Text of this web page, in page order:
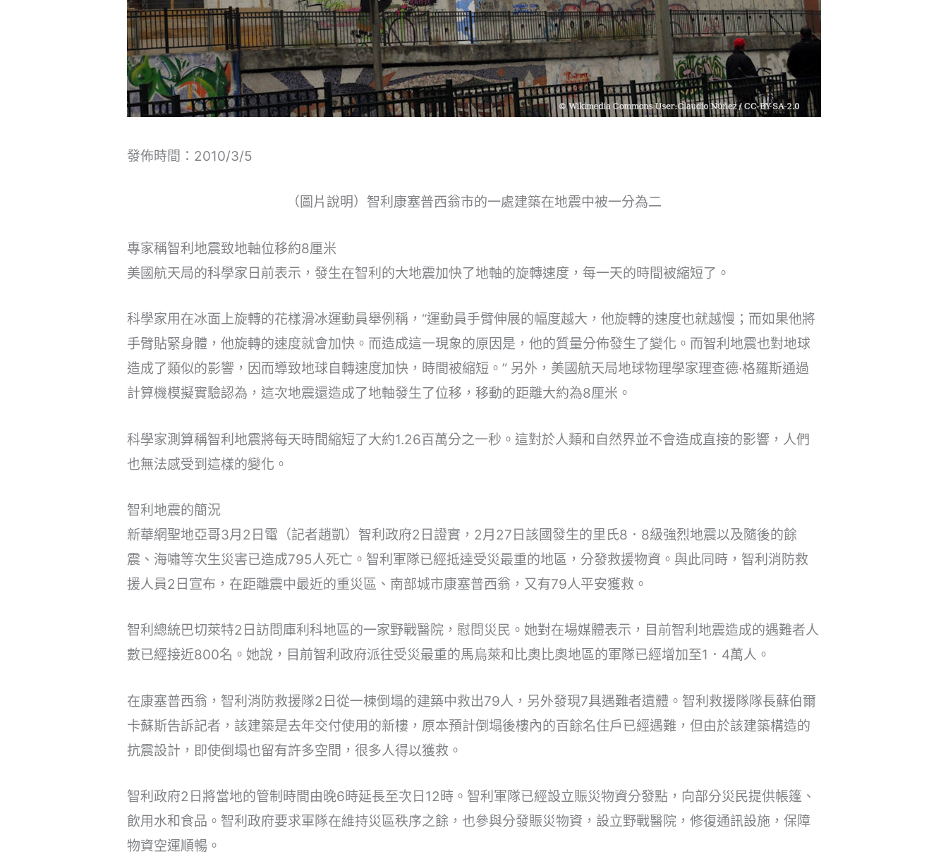
發佈時間：2010/3/5
（圖片說明）智利康塞普西翁市的一處建築在地震中被一分為二
專家稱智利地震致地軸位移約8厘米
美國航天局的科學家日前表示，發生在智利的大地震加快了地軸的旋轉速度，每一天的時間被縮短了。
科學家用在冰面上旋轉的花樣滑冰運動員舉例稱，“運動員手臂伸展的幅度越大，他旋轉的速度也就越慢；而如果他將
手臂貼緊身體，他旋轉的速度就會加快。而造成這一現象的原因是，他的質量分佈發生了變化。而智利地震也對地球
造成了類似的影響，因而導致地球自轉速度加快，時間被縮短。” 另外，美國航天局地球物理學家理查德·格羅斯通過
計算機模擬實驗認為，這次地震還造成了地軸發生了位移，移動的距離大約為8厘米。
科學家測算稱智利地震將每天時間縮短了大約1.26百萬分之一秒。這對於人類和自然界並不會造成直接的影響，人們
也無法感受到這樣的變化。
智利地震的簡況
新華網聖地亞哥3月2日電（記者趙凱）智利政府2日證實，2月27日該國發生的里氏8．8級強烈地震以及隨後的餘
震、海嘯等次生災害已造成795人死亡。智利軍隊已經抵達受災最重的地區，分發救援物資。與此同時，智利消防救
援人員2日宣布，在距離震中最近的重災區、南部城市康塞普西翁，又有79人平安獲救。
智利總統巴切萊特2日訪問庫利科地區的一家野戰醫院，慰問災民。她對在場媒體表示，目前智利地震造成的遇難者人
數已經接近800名。她說，目前智利政府派往受災最重的馬烏萊和比奧比奧地區的軍隊已經增加至1．4萬人。
在康塞普西翁，智利消防救援隊2日從一棟倒塌的建築中救出79人，另外發現7具遇難者遺體。智利救援隊隊長蘇伯爾
卡蘇斯告訴記者，該建築是去年交付使用的新樓，原本預計倒塌後樓內的百餘名住戶已經遇難，但由於該建築構造的
抗震設計，即使倒塌也留有許多空間，很多人得以獲救。
智利政府2日將當地的管制時間由晚6時延長至次日12時。智利軍隊已經設立賑災物資分發點，向部分災民提供帳篷、
飲用水和食品。智利政府要求軍隊在維持災區秩序之餘，也參與分發賑災物資，設立野戰醫院，修復通訊設施，保障
物資空運順暢。